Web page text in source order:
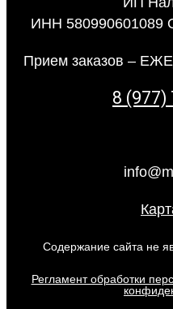
ИНН 580990601089
Прием заказов –
8 (977)
Содержание сайта не
Регламент обработки